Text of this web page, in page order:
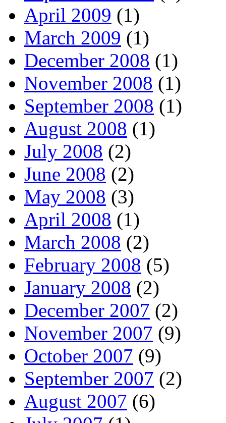
April 2009 (1)
March 2009 (1)
December 2008 (1)
November 2008 (1)
September 2008 (1)
August 2008 (1)
July 2008 (2)
June 2008 (2)
May 2008 (3)
April 2008 (1)
March 2008 (2)
February 2008 (5)
January 2008 (2)
December 2007 (2)
November 2007 (9)
October 2007 (9)
September 2007 (2)
August 2007 (6)